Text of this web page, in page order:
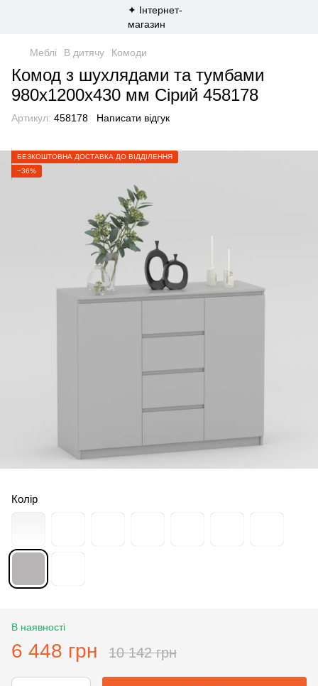
Меблі В дитячу Комоди
Комод з шухлядами та тумбами
980х1200х430 мм Сірий 458178
Артикул: 458178 Написати відгук
БЕЗКОШТОВНА ДОСТАВКА ДО ВІДДІЛЕННЯ
−36%
Колір
В наявності
6 448 грн 10 142 грн